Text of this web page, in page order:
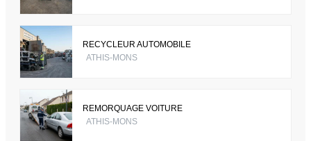
RECYCLEUR AUTOMOBILE
ATHIS-MONS
REMORQUAGE VOITURE
ATHIS-MONS